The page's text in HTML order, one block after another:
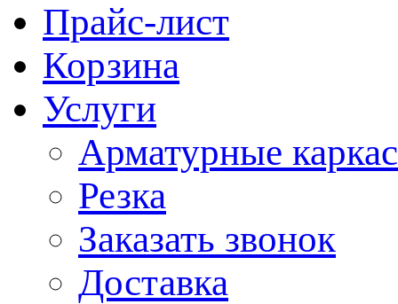
Прайс-лист
Корзина
Услуги
Арматурные
Резка
Заказать звонок
Доставка